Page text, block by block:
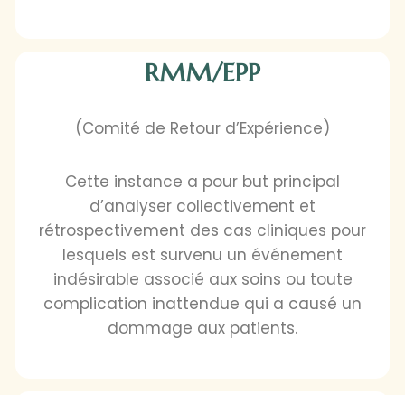
RMM/EPP
(Comité de Retour d’Expérience)
Cette instance a pour but principal
d’analyser collectivement et
rétrospectivement des cas cliniques pour
lesquels est survenu un événement
indésirable associé aux soins ou toute
complication inattendue qui a causé un
dommage aux patients.